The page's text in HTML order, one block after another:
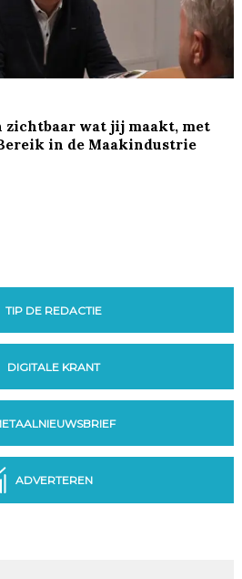
zichtbaar wat jij maakt, met
in de Maakindustrie
TIP DE REDACTIE
DIGITALE KRANT
ADVERTEREN